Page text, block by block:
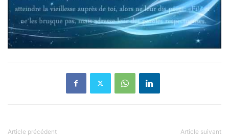
Article précédent Article suivant